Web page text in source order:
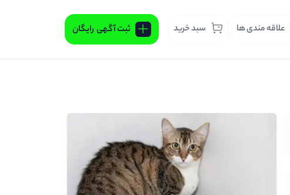
علاقه مندی ها سبد خرید ثبت آگهی رایگان